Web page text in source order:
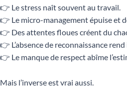
👉 Le stress naît souvent au travail.
👉 Le micro-management épuise et
👉 Des attentes floues créent du
👉 L’absence de reconnaissance
👉 Le manque de respect abîme
Mais l’inverse est vrai aussi.